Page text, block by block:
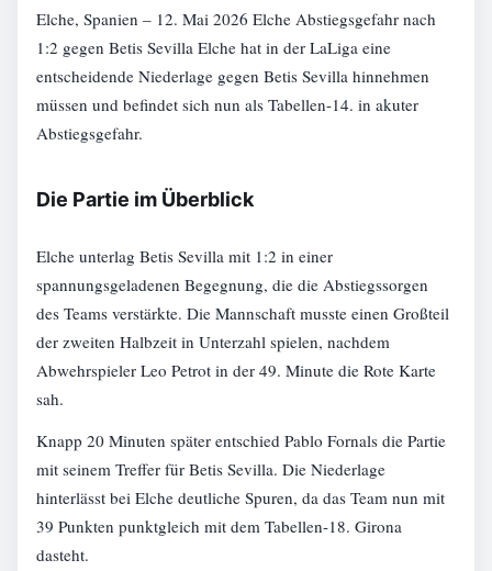
Elche, Spanien – 12. Mai 2026 Elche Abstiegsgefahr nach
1:2 gegen Betis Sevilla Elche hat in der LaLiga eine
entscheidende Niederlage gegen Betis Sevilla hinnehmen
müssen und befindet sich nun als Tabellen-14. in akuter
Abstiegsgefahr.
Die Partie im Überblick
Elche unterlag Betis Sevilla mit 1:2 in einer
spannungsgeladenen Begegnung, die die Abstiegssorgen
des Teams verstärkte. Die Mannschaft musste einen Großteil
der zweiten Halbzeit in Unterzahl spielen, nachdem
Abwehrspieler Leo Petrot in der 49. Minute die Rote Karte
sah.
Knapp 20 Minuten später entschied Pablo Fornals die Partie
mit seinem Treffer für Betis Sevilla. Die Niederlage
hinterlässt bei Elche deutliche Spuren, da das Team nun mit
39 Punkten punktgleich mit dem Tabellen-18. Girona
dasteht.